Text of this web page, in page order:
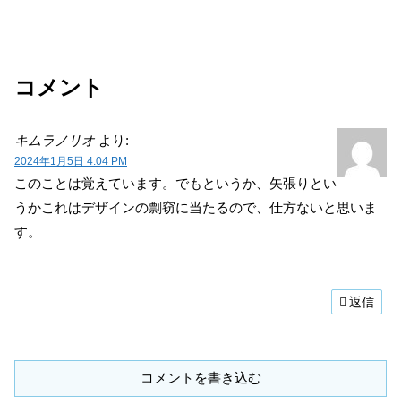
コメント
キムラノリオ より:
2024年1月5日 4:04 PM
このことは覚えています。でもというか、矢張りとい
うかこれはデザインの剽窃に当たるので、仕方ないと思いま
す。
返信
コメントを書き込む